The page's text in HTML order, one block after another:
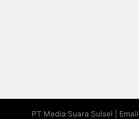
PT Media Suara Sulsel |